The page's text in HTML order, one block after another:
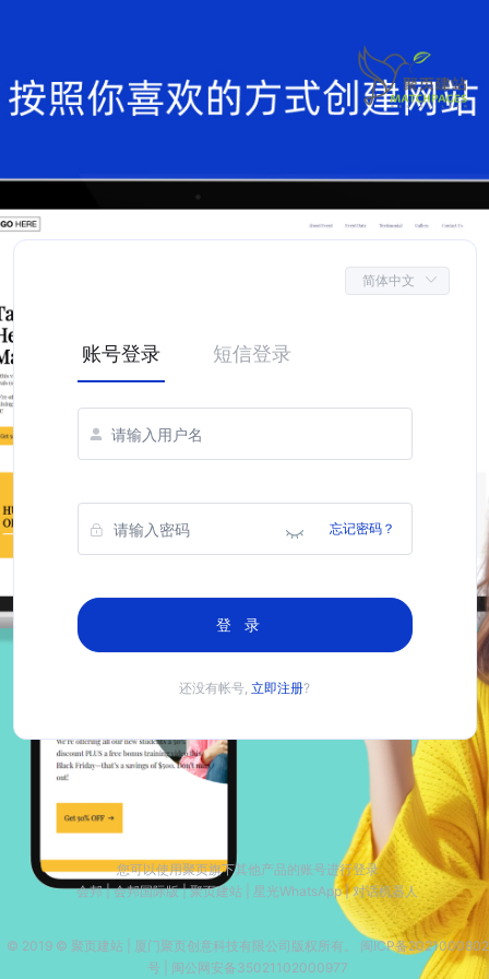
账号登录 短信登录
忘记密码？
登录
还没有帐号, 立即注册?
您可以使用聚页旗下其他产品的账号进行登录
会邦 | 会邦国际版 | 聚页建站 | 星光WhatsApp | 对话机器人
© 2019 © 聚页建站 | 厦门聚页创意科技有限公司版权所有。 闽ICP备2021000802
号 | 闽公网安备35021102000977